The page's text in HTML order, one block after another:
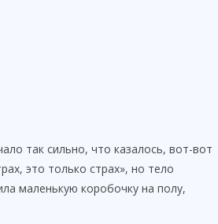
так сильно, что казалось, вот-вот
это только страх», но тело
маленькую коробочку на полу,